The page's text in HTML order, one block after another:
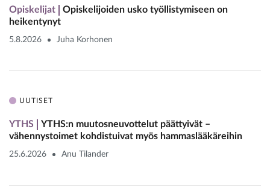
Opiskelijat
Opiskelijoiden usko työllistymiseen on
heikentynyt
5.8.2026 Juha Korhonen
UUTISET
YTHS
YTHS:n muutosneuvottelut päättyivät –
vähennystoimet kohdistuivat myös hammaslääkäreihin
25.6.2026 Anu Tilander